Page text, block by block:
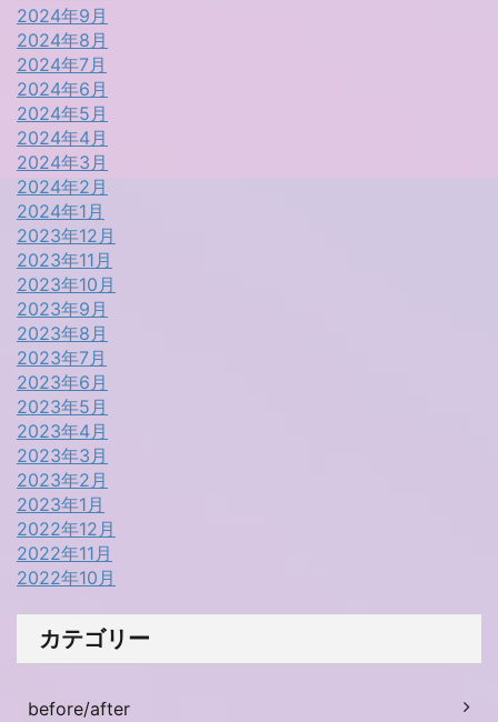
2024年9月
2024年8月
2024年7月
2024年6月
2024年5月
2024年4月
2024年3月
2024年2月
2024年1月
2023年12月
2023年11月
2023年10月
2023年9月
2023年8月
2023年7月
2023年6月
2023年5月
2023年4月
2023年3月
2023年2月
2023年1月
2022年12月
2022年11月
2022年10月
カテゴリー
before/after